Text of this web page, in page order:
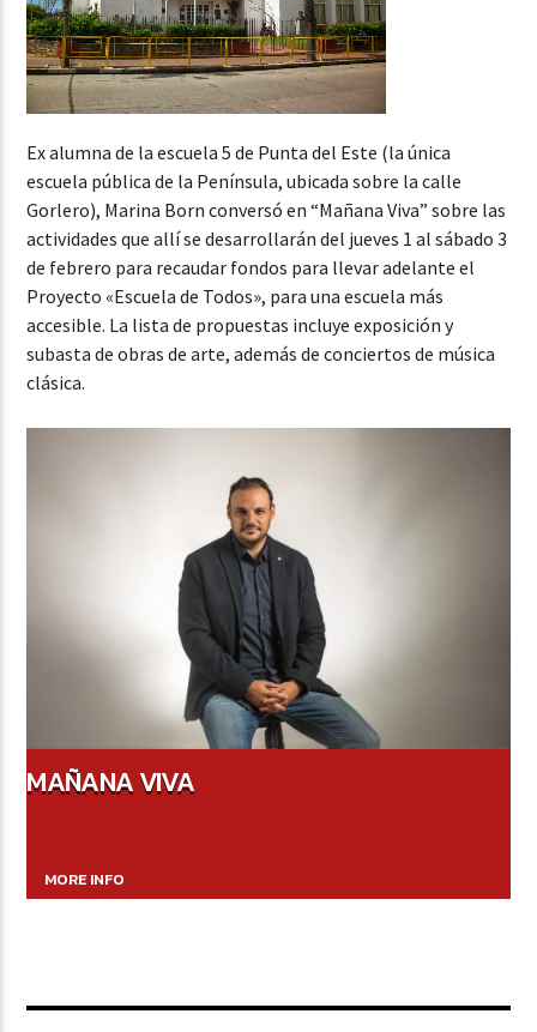
Ex alumna de la escuela 5 de Punta del Este (la única
escuela pública de la Península, ubicada sobre la calle
Gorlero), Marina Born conversó en “Mañana Viva” sobre las
actividades que allí se desarrollarán del jueves 1 al sábado 3
de febrero para recaudar fondos para llevar adelante el
Proyecto «Escuela de Todos», para una escuela más
accesible. La lista de propuestas incluye exposición y
subasta de obras de arte, además de conciertos de música
clásica.
MAÑANA VIVA
MORE INFO